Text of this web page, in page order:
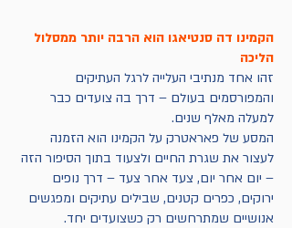
הקמינו דה סנטיאגו הוא הרבה יותר ממסלול
הליכה
זהו אחד מנתיבי העלייה לרגל העתיקים
והמפורסמים בעולם – דרך בה צועדים כבר
למעלה מאלף שנים.
המסע של פאראטרק על הקמינו הוא הזמנה
לעצור את שגרת החיים ולצעוד בתוך הסיפור הזה
– יום אחר יום, צעד אחר צעד – דרך נופים
ירוקים, כפרים קטנים, שבילים עתיקים ומפגשים
אנושיים שמתרחשים רק כשצועדים יחד.